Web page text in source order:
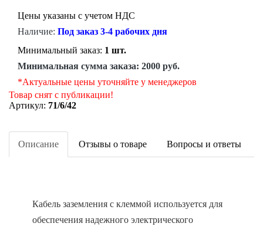
Цены указаны с учетом НДС
Наличие: Под заказ 3-4 рабочих дня
Минимальный заказ: 1 шт.
Минимальная сумма заказа: 2000 руб.
*Актуальные цены уточняйте у менеджеров
Товар снят с публикации!
Артикул: 71/6/42
Описание Отзывы о товаре Вопросы и ответы
Кабель заземления с клеммой используется для
обеспечения надежного электрического